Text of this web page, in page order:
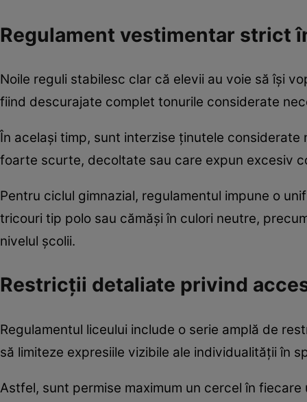
Regulament vestimentar strict
Noile reguli stabilesc clar că elevii au voie să își
fiind descurajate complet tonurile considerate
În același timp, sunt interzise ținutele
foarte scurte, decoltate sau care expun excesiv
Pentru ciclul gimnazial, regulamentul impune o
tricouri tip polo sau cămăși în culori neutre,
nivelul școlii.
Restricții detaliate privind
Regulamentul liceului include o serie amplă de
să limiteze expresiile vizibile ale individualității în
Astfel, sunt permise maximum un cercel în